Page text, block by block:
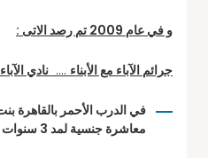
و في عام 2009 تم رصد الاتى :
جرائم الآباء مع الأبناء …. نادي
في الدرب الأحمر بالقاهرة
معاشرة جنسية لمد 3 سنوات